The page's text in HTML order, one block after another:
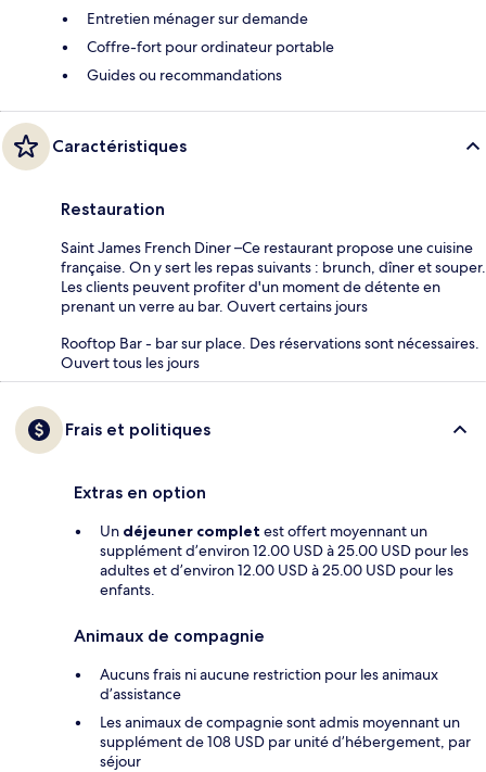
Entretien ménager sur demande
Coffre-fort pour ordinateur portable
Guides ou recommandations
Caractéristiques
Restauration
Saint James French Diner –Ce restaurant propose une cuisine
française. On y sert les repas suivants : brunch, dîner et souper.
Les clients peuvent profiter d'un moment de détente en
prenant un verre au bar. Ouvert certains jours
Rooftop Bar - bar sur place. Des réservations sont nécessaires.
Ouvert tous les jours
Frais et politiques
Extras en option
Un déjeuner complet est offert moyennant un
supplément d’environ 12.00 USD à 25.00 USD pour les
adultes et d’environ 12.00 USD à 25.00 USD pour les
enfants.
Animaux de compagnie
Aucuns frais ni aucune restriction pour les animaux
d’assistance
Les animaux de compagnie sont admis moyennant un
supplément de 108 USD par unité d’hébergement, par
séjour